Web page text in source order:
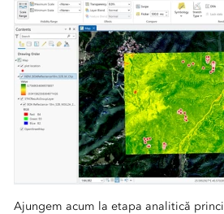
Ajungem acum la etapa analitică